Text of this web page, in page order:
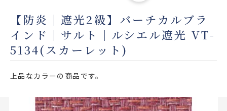
製品をさがす
店舗をさがす
【防炎｜遮光2級】バーチカルブラ
インド｜サルト｜ルシエル遮光 VT-
5134(スカーレット)
上品なカラーの商品です。